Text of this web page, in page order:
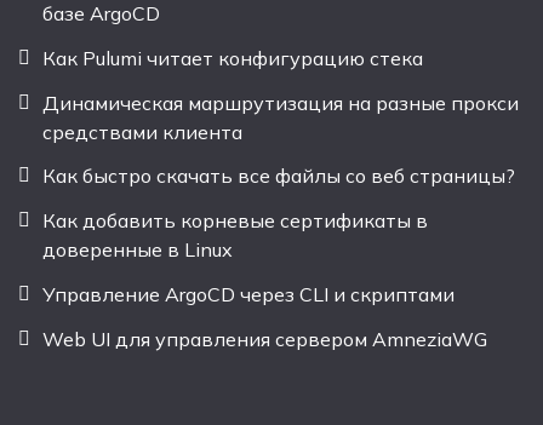
базе ArgoCD
Как Pulumi читает конфигурацию стека
Динамическая маршрутизация на разные прокси
средствами клиента
Как быстро скачать все файлы со веб страницы?
Как добавить корневые сертификаты в
доверенные в Linux
Управление ArgoCD через CLI и скриптами
Web UI для управления сервером AmneziaWG